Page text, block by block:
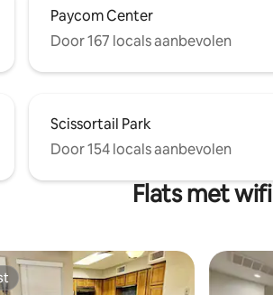
Paycom Center
Door 167 locals aanbevolen
Scissortail Park
Door 154 locals aanbevolen
Flats met wifi